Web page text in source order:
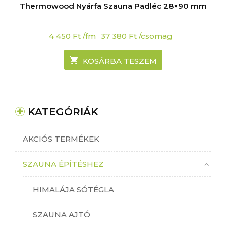
Thermowood Nyárfa Szauna Padléc 28×90 mm
4 450 Ft /fm 37 380 Ft /csomag
KOSÁRBA TESZEM
KATEGÓRIÁK
AKCIÓS TERMÉKEK
SZAUNA ÉPÍTÉSHEZ
HIMALÁJA SÓTÉGLA
SZAUNA AJTÓ